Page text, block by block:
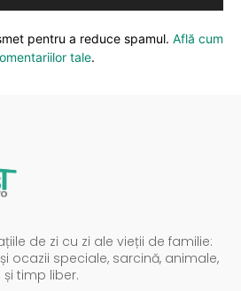
pentru a reduce spamul. Află cum
tale.
de zi cu zi ale vieții de familie:
ocazii speciale, sarcină, animale,
timp liber.